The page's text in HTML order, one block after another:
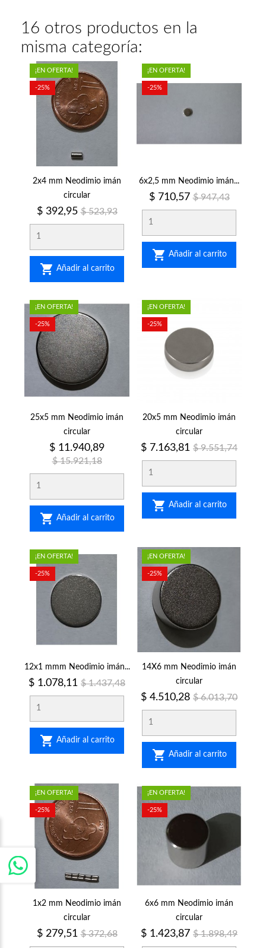
16 otros productos en la
misma categoría:
2x4 mm Neodimio imán
circular
Precio
$ 392,95 Precio
regular
$ 523,93
 Añadir al carrito
¡EN OFERTA!
-25%
6x2,5 mm Neodimio imán...
Precio
$ 710,57 Precio
regular
$ 947,43
 Añadir al carrito
¡EN OFERTA!
-25%
25x5 mm Neodimio imán
circular
Precio
$ 11.940,89Precio
$ 15.921,18
 Añadir al carrito
¡EN OFERTA!
-25%
20x5 mm Neodimio imán
circular
Precio
$ 7.163,81 Precio
regular
$ 9.551,74
 Añadir al carrito
¡EN OFERTA!
-25%
12x1 mmm Neodimio imán...
Precio
$ 1.078,11 Precio
regular
$ 1.437,48
 Añadir al carrito
¡EN OFERTA!
-25%
14X6 mm Neodimio imán
circular
Precio
$ 4.510,28 Precio
regular
$ 6.013,70
 Añadir al carrito
¡EN OFERTA!
-25%
1x2 mm Neodimio imán
circular
Precio
$ 279,51 Precio
$ 372,68
¡EN OFERTA!
-25%
6x6 mm Neodimio imán
circular
Precio
$ 1.423,87 Precio
$ 1.898,49
¡EN OFERTA!
-25%